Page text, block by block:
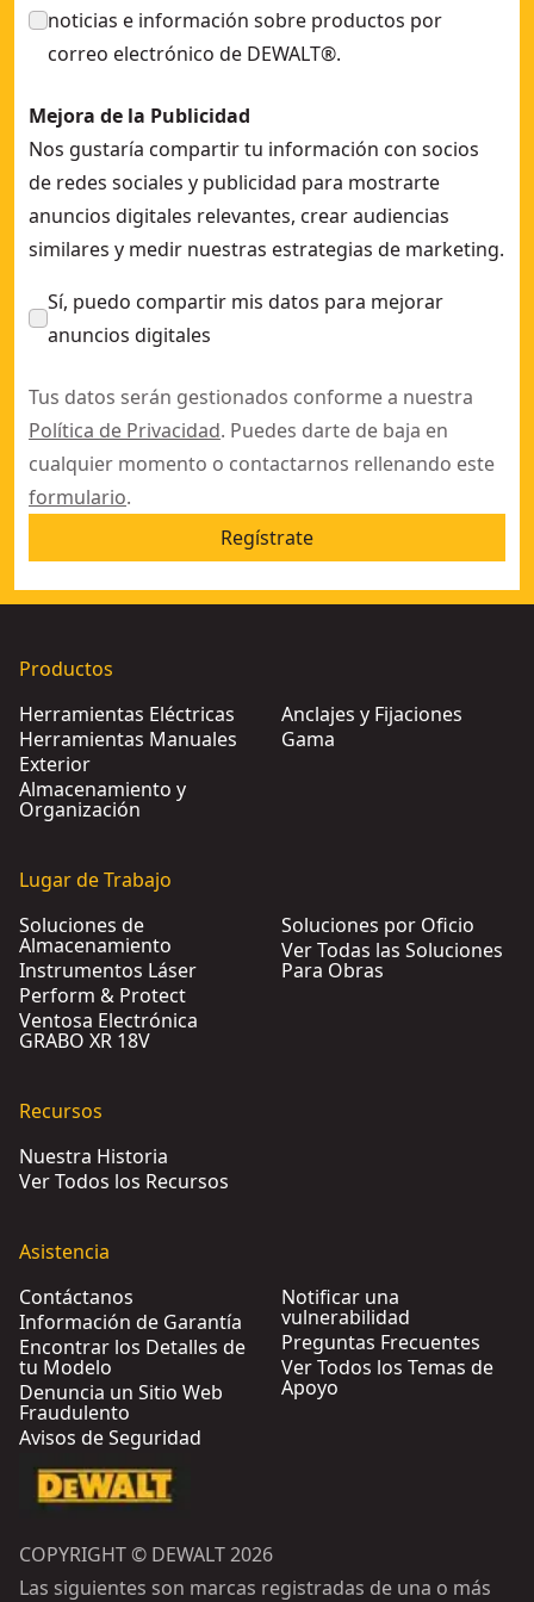
noticias e información sobre productos por
correo electrónico de DEWALT®.
Mejora de la Publicidad
Nos gustaría compartir tu información con socios
de redes sociales y publicidad para mostrarte
anuncios digitales relevantes, crear audiencias
similares y medir nuestras estrategias de marketing.
Sí, puedo compartir mis datos para mejorar
anuncios digitales
Tus datos serán gestionados conforme a nuestra
Política de Privacidad. Puedes darte de baja en
cualquier momento o contactarnos rellenando este
formulario.
Regístrate
Productos
Herramientas Eléctricas
Herramientas Manuales
Exterior
Almacenamiento y
Organización
Anclajes y Fijaciones
Gama
Lugar de Trabajo
Soluciones de
Almacenamiento
Instrumentos Láser
Perform & Protect
Ventosa Electrónica
GRABO XR 18V
Soluciones por Oficio
Ver Todas las Soluciones
Para Obras
Recursos
Nuestra Historia
Ver Todos los Recursos
Asistencia
Contáctanos
Información de Garantía
Encontrar los Detalles de
tu Modelo
Denuncia un Sitio Web
Fraudulento
Avisos de Seguridad
Notificar una
vulnerabilidad
Preguntas Frecuentes
Ver Todos los Temas de
Apoyo
COPYRIGHT © DEWALT 2026
Las siguientes son marcas registradas de una o más